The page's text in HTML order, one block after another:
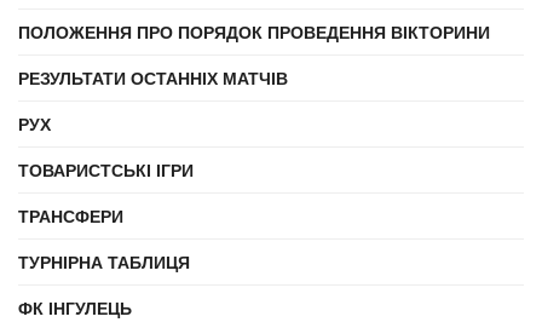
ПОЛОЖЕННЯ ПРО ПОРЯДОК ПРОВЕДЕННЯ ВІКТОРИНИ
РЕЗУЛЬТАТИ ОСТАННІХ МАТЧІВ
РУХ
ТОВАРИСТСЬКІ ІГРИ
ТРАНСФЕРИ
ТУРНІРНА ТАБЛИЦЯ
ФК ІНГУЛЕЦЬ